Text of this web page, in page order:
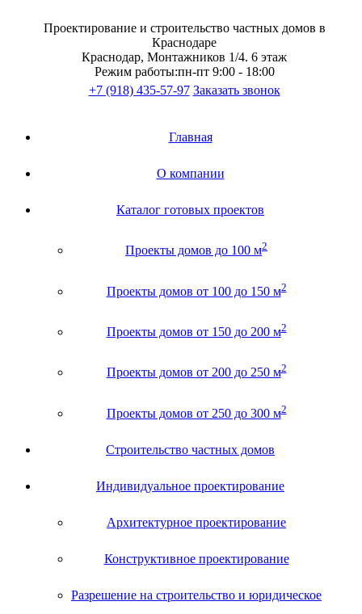
Проектирование и строительство частных домов в
Краснодаре
Краснодар, Монтажников 1/4. 6 этаж
Режим работы:пн-пт 9:00 - 18:00
+7 (918) 435-57-97 Заказать звонок
Главная
О компании
Каталог готовых проектов
Проекты домов до 100 м2
Проекты домов от 100 до 150 м2
Проекты домов от 150 до 200 м2
Проекты домов от 200 до 250 м2
Проекты домов от 250 до 300 м2
Строительство частных домов
Индивидуальное проектирование
Архитектурное проектирование
Конструктивное проектирование
Разрешение на строительство и юридическое